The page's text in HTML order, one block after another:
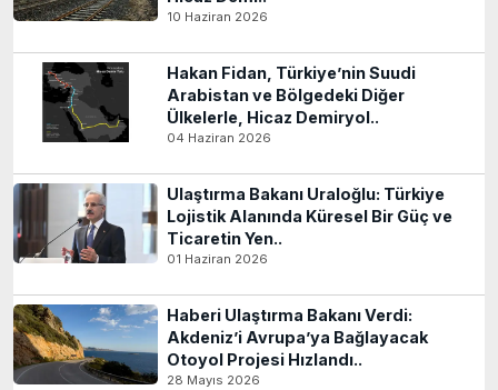
10 Haziran 2026
Hakan Fidan, Türkiye’nin Suudi
Arabistan ve Bölgedeki Diğer
Ülkelerle, Hicaz Demiryol..
04 Haziran 2026
Ulaştırma Bakanı Uraloğlu: Türkiye
Lojistik Alanında Küresel Bir Güç ve
Ticaretin Yen..
01 Haziran 2026
Haberi Ulaştırma Bakanı Verdi:
Akdeniz’i Avrupa’ya Bağlayacak
Otoyol Projesi Hızlandı..
28 Mayıs 2026